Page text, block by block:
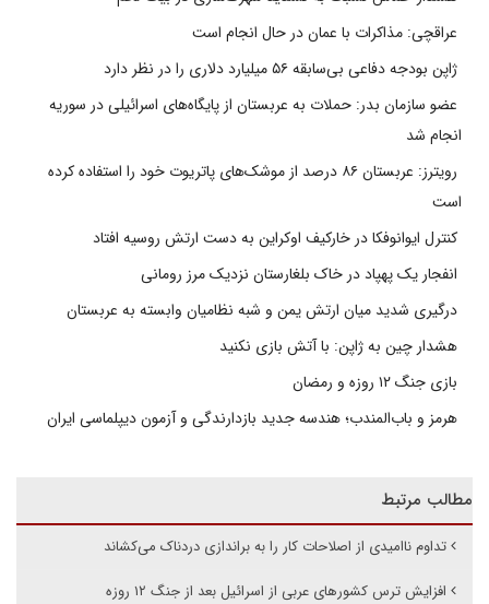
عراقچی: مذاکرات با عمان در حال انجام است
ژاپن بودجه دفاعی بی‌سابقه ۵۶ میلیارد دلاری را در نظر دارد
عضو سازمان بدر: حملات به عربستان از پایگاه‌های اسرائیلی در سوریه
انجام شد
رویترز: عربستان ۸۶ درصد از موشک‌های پاتریوت خود را استفاده کرده
است
کنترل ایوانوفکا در خارکیف اوکراین به دست ارتش روسیه افتاد
انفجار یک پهپاد در خاک بلغارستان نزدیک مرز رومانی
درگیری شدید میان ارتش یمن و شبه نظامیان وابسته به عربستان
هشدار چین به ژاپن: با آتش بازی نکنید
بازی جنگ ۱۲ روزه و رمضان
هرمز و باب‌المندب؛ هندسه جدید بازدارندگی و آزمون دیپلماسی ایران
مطالب مرتبط
تداوم ناامیدی از اصلاحات کار را به براندازی دردناک می‌کشاند
افزایش ترس کشورهای عربی از اسرائیل بعد از جنگ ۱۲ روزه